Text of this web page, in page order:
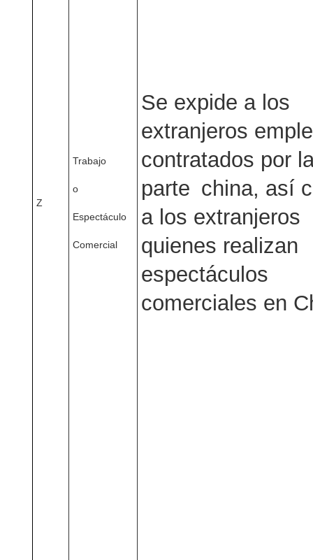
Z
Trabajo
o
Espectáculo
Comercial
Se expide a los
extranjeros
contratados por
parte china, así
a los extranjeros
quienes realizan
espectáculos
comerciales en